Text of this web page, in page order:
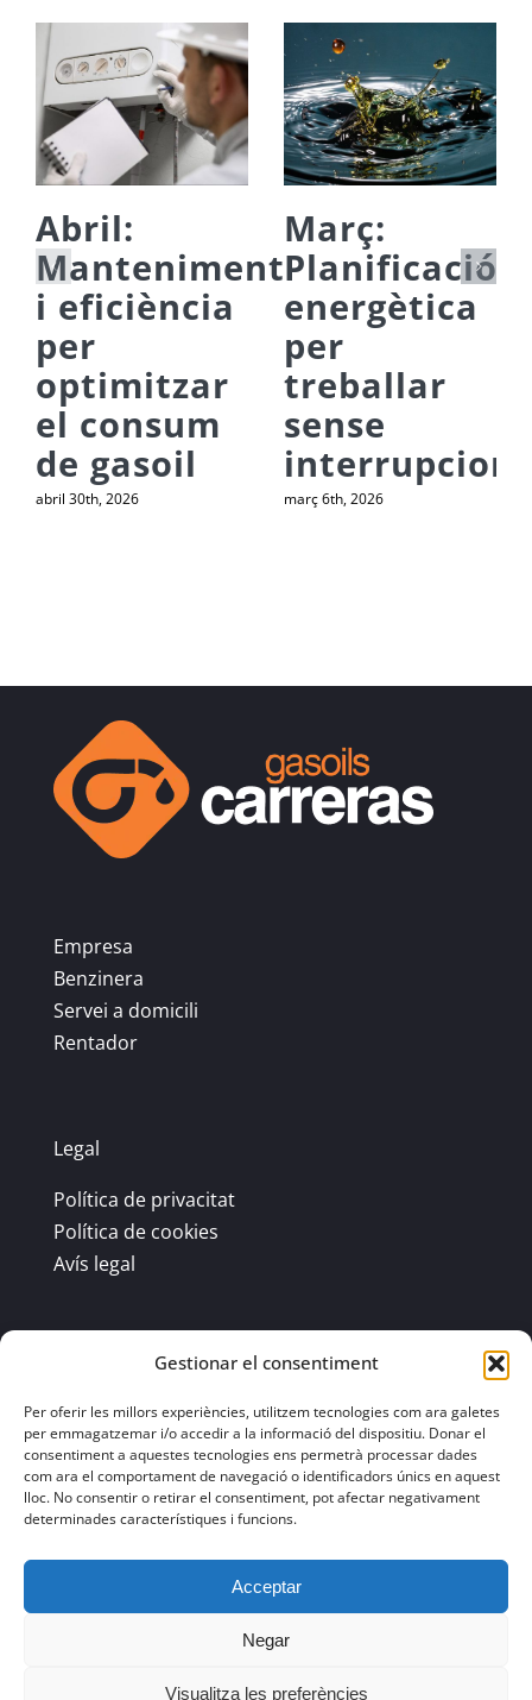
Gestionar el consentiment
Per oferir les millors experiències, utilitzem tecnologies com ara galetes
per emmagatzemar i/o accedir a la informació del dispositiu. Donar el
consentiment a aquestes tecnologies ens permetrà processar dades
com ara el comportament de navegació o identificadors únics en aquest
lloc. No consentir o retirar el consentiment, pot afectar negativament
determinades característiques i funcions.
Acceptar
Negar
Visualitza les preferències
Abril:
Manteniment
i eficiència
per
optimitzar
el consum
de gasoil
abril 30th, 2026
Març:
Planificació
energètica
per
treballar
sense
interrupcions
març 6th, 2026
Empresa
Benzinera
Servei a domicili
Rentador
Legal
Política de privacitat
Política de cookies
Avís legal
Av. Ctra Igualada, 119 08784 Piera
937 788 208
info@gasoilscarreras.com